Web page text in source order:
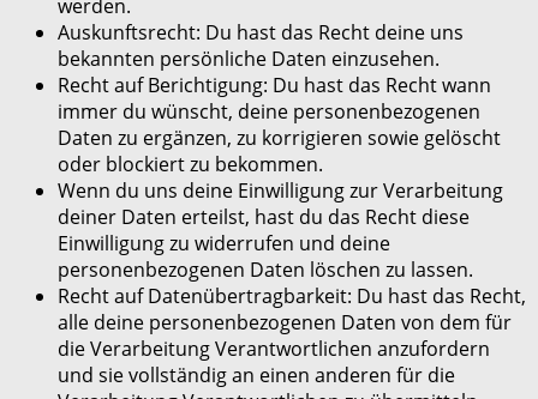
werden.
Auskunftsrecht: Du hast das Recht deine uns
bekannten persönliche Daten einzusehen.
Recht auf Berichtigung: Du hast das Recht wann
immer du wünscht, deine personenbezogenen
Daten zu ergänzen, zu korrigieren sowie gelöscht
oder blockiert zu bekommen.
Wenn du uns deine Einwilligung zur Verarbeitung
deiner Daten erteilst, hast du das Recht diese
Einwilligung zu widerrufen und deine
personenbezogenen Daten löschen zu lassen.
Recht auf Datenübertragbarkeit: Du hast das Recht,
alle deine personenbezogenen Daten von dem für
die Verarbeitung Verantwortlichen anzufordern
und sie vollständig an einen anderen für die